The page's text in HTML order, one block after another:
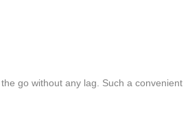
go without any lag. Such a convenient